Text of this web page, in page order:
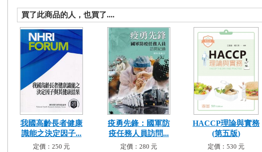
買了此商品的人，也買了....
我國高齡長者健康
識能之決定因子...
定價：250 元
疫勇先鋒：國軍防
疫任務人員訪問...
定價：280 元
HACCP理論與實務
(第五版)
定價：530 元